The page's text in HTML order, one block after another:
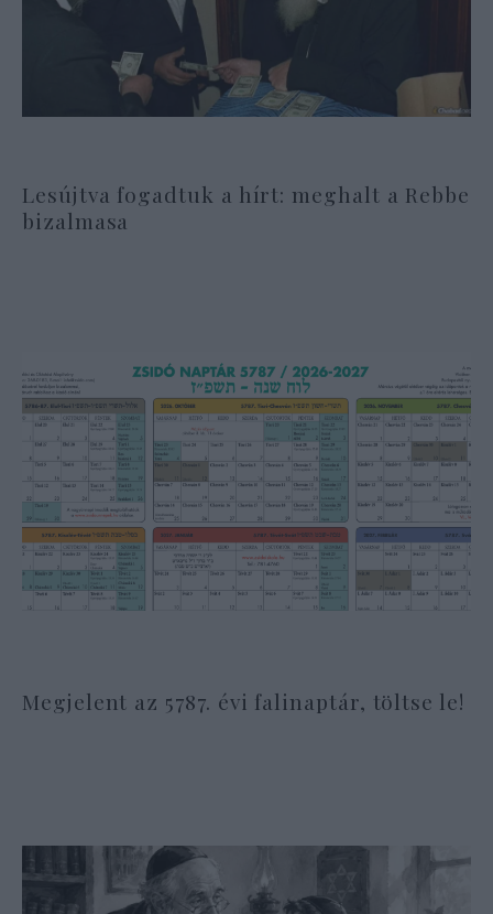
Lesújtva fogadtuk a hírt: meghalt a Rebbe
bizalmasa
Megjelent az 5787. évi falinaptár, töltse le!